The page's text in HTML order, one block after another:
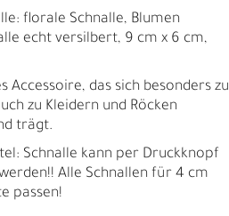
florale Schnalle, Blumen
echt versilbert, 9 cm x 6 cm,
Accessoire, das sich besonders zu
zu Kleidern und Röcken
trägt.
Schnalle kann per Druckknopf
Alle Schnallen für 4 cm
passen!